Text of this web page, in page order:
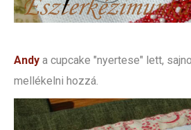
Andy a cupcake "nyertese" lett,
mellékelni hozzá.